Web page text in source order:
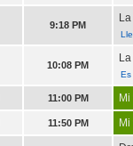
9:18 PM
10:08 PM
Es
11:00 PM Mi
11:50 PM Mi